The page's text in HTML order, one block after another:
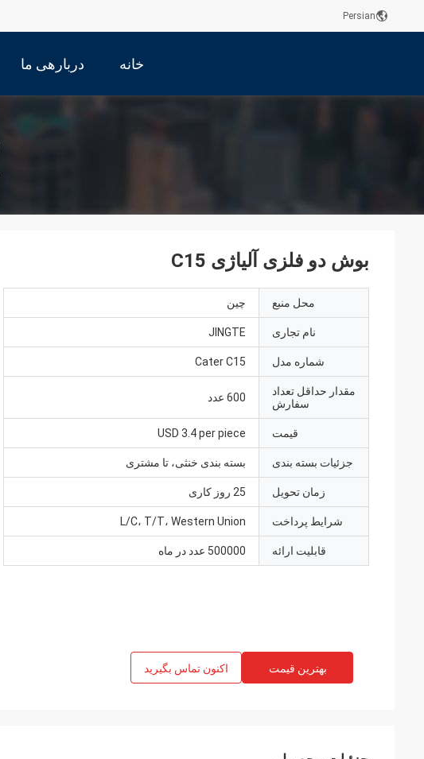
Persian
خانه دربارهی ما
بوش دو فلزی آلیاژی C15
محل منبع چین
نام تجاری JINGTE
شماره مدل Cater C15
مقدار حداقل تعداد
سفارش
600 عدد
قیمت USD 3.4 per piece
جزئیات بسته بندی بسته بندی خنثی، تا مشتری
زمان تحویل 25 روز کاری
شرایط پرداخت L/C، T/T، Western Union
قابلیت ارائه 500000 عدد در ماه
بهترین قیمت اکنون تماس بگیرید